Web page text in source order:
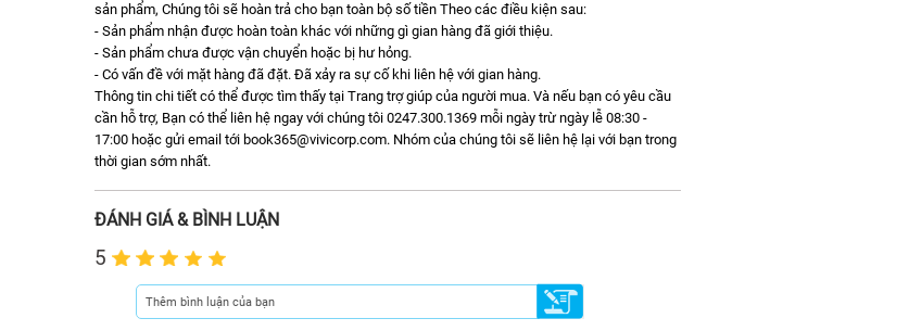
sản phẩm, Chúng tôi sẽ hoàn trả cho bạn toàn bộ số tiền Theo các điều kiện sau:
- Sản phẩm nhận được hoàn toàn khác với những gì gian hàng đã giới thiệu.
- Sản phẩm chưa được vận chuyển hoặc bị hư hỏng.
- Có vấn đề với mặt hàng đã đặt. Đã xảy ra sự cố khi liên hệ với gian hàng.
Thông tin chi tiết có thể được tìm thấy tại Trang trợ giúp của người mua. Và nếu bạn có yêu cầu
cần hỗ trợ, Bạn có thể liên hệ ngay với chúng tôi 0247.300.1369 mỗi ngày trừ ngày lễ 08:30 -
17:00 hoặc gửi email tới book365@vivicorp.com. Nhóm của chúng tôi sẽ liên hệ lại với bạn trong
thời gian sớm nhất.
ĐÁNH GIÁ & BÌNH LUẬN
5